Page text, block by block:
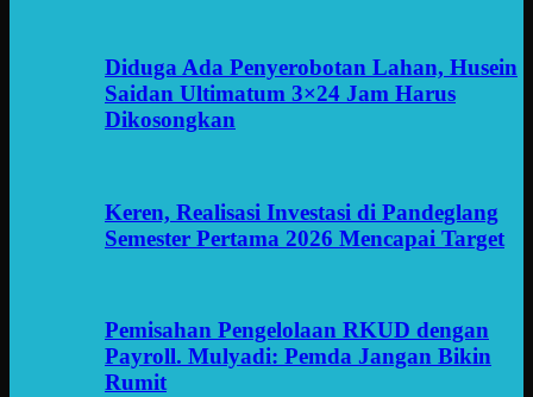
Diduga Ada Penyerobotan Lahan, Husein
Saidan Ultimatum 3×24 Jam Harus
Dikosongkan
Keren, Realisasi Investasi di Pandeglang
Semester Pertama 2026 Mencapai Target
Pemisahan Pengelolaan RKUD dengan
Payroll. Mulyadi: Pemda Jangan Bikin
Rumit